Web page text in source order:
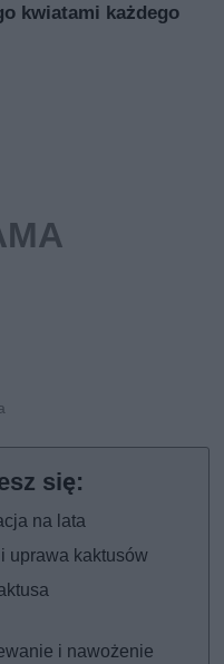
kwiatami każdego
na lata
uprawa kaktusów
i nawożenie